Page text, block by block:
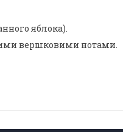
яблока).
вершковими нотами.